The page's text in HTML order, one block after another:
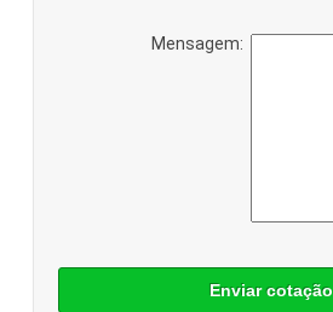
Mensagem:
Enviar cotação